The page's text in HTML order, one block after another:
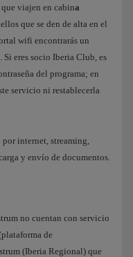
viajen en cabina
que se den de alta en el
wifi encontrarás un
eres socio Iberia Club, es
del programa; en
servicio ni restablecerla
internet, streaming,
y envío de documentos.
no cuentan con servicio
de
(Iberia Regional) que